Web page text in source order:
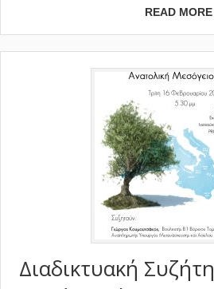
READ MORE
Διαδικτυακή